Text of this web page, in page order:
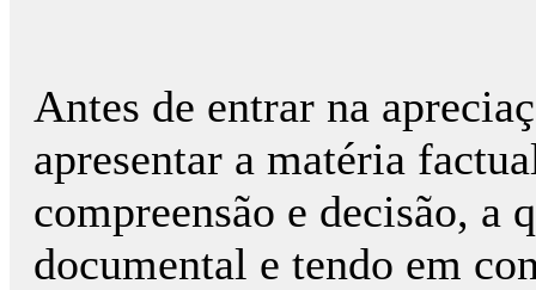
Antes de entrar na
apresentar a matéria
compreensão e decisão, a
documental e tendo em